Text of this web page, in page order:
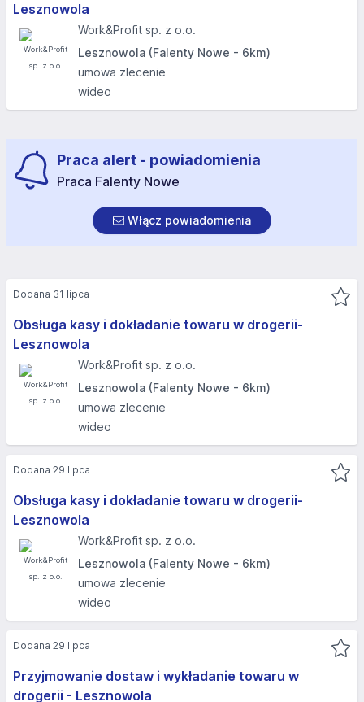
Lesznowola
Work&Profit sp. z o.o.
Lesznowola (Falenty Nowe - 6km)
umowa zlecenie
wideo
Praca alert - powiadomienia
Praca Falenty Nowe
Włącz powiadomienia
Obsługa kasy i dokładanie towaru w drogerii-
Lesznowola
Work&Profit sp. z o.o.
Lesznowola (Falenty Nowe - 6km)
umowa zlecenie
wideo
Dodana 31 lipca
Obsługa kasy i dokładanie towaru w drogerii-
Lesznowola
Work&Profit sp. z o.o.
Lesznowola (Falenty Nowe - 6km)
umowa zlecenie
wideo
Dodana 29 lipca
Przyjmowanie dostaw i wykładanie towaru w
drogerii - Lesznowola
Dodana 29 lipca